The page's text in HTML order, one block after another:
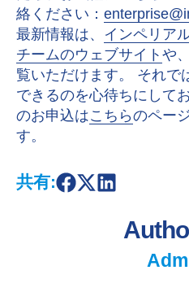
絡ください：
最新情報は、 インペリア
チームのウェブサイト や、
覧いただけます。 それで
できるのを心待ちにして
のお申込はこちらのペー
す。
共有:S
S
S